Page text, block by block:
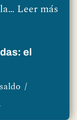
Leer más
el